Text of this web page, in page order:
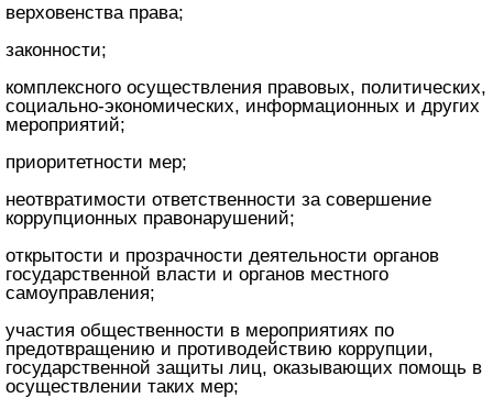
верховенства права;
законности;
комплексного осуществления правовых, политических,
социально-экономических, информационных и других
мероприятий;
приоритетности мер;
неотвратимости ответственности за совершение
коррупционных правонарушений;
открытости и прозрачности деятельности органов
государственной власти и органов местного
самоуправления;
участия общественности в мероприятиях по
предотвращению и противодействию коррупции,
государственной защиты лиц, оказывающих помощь в
осуществлении таких мер;